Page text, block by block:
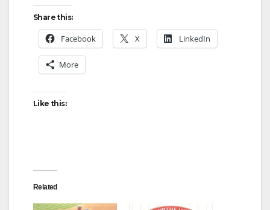
Share this:
Facebook X LinkedIn
More
Like this:
Related